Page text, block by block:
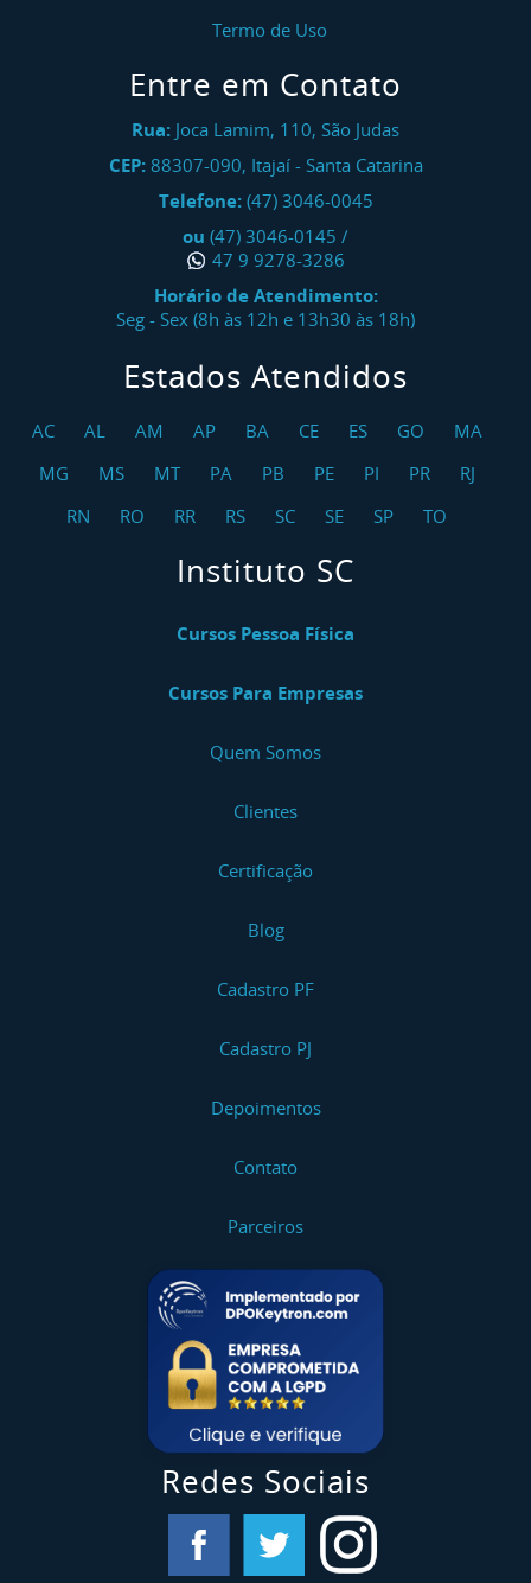
Termo de Uso
Entre em Contato
Rua: Joca Lamim, 110, São Judas
CEP: 88307-090, Itajaí- Santa Catarina
Telefone: (47) 3046-0045
ou (47) 3046-0145 /
47 9 9278-3286
Horário de Atendimento:
Seg - Sex (8h às 12h e 13h30 às 18h)
Estados Atendidos
AC AL AM AP BA CE ES GO
MA
MG
MS MT PA PB PE PI PR
RJ
RN
RO RR RS SC SE SP TO
Instituto SC
Cursos Pessoa Física
Cursos Para Empresas
Quem Somos
Clientes
Certificação
Blog
Cadastro PF
Cadastro PJ
Depoimentos
Contato
Parceiros
Redes Sociais